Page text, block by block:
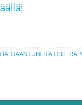
!
ESEF-